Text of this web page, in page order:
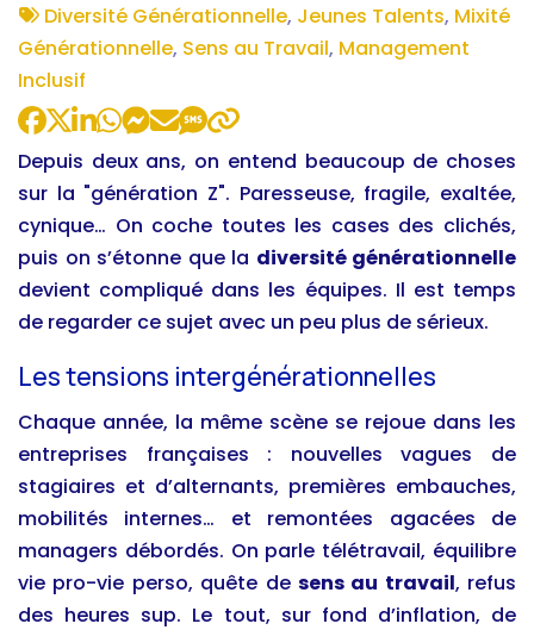
:
par
Tags
:
Diversité Générationnelle, Jeunes Talents, Mixité
Générationnelle, Sens au Travail, Management
Inclusif
Depuis deux ans, on entend beaucoup de choses
sur la "génération Z". Paresseuse, fragile, exaltée,
cynique… On coche toutes les cases des clichés,
puis on s’étonne que la diversité générationnelle
devient compliqué dans les équipes. Il est temps
de regarder ce sujet avec un peu plus de sérieux.
Les tensions intergénérationnelles
Chaque année, la même scène se rejoue dans les
entreprises françaises : nouvelles vagues de
stagiaires et d’alternants, premières embauches,
mobilités internes… et remontées agacées de
managers débordés. On parle télétravail, équilibre
vie pro-vie perso, quête de sens au travail, refus
des heures sup. Le tout, sur fond d’inflation, de